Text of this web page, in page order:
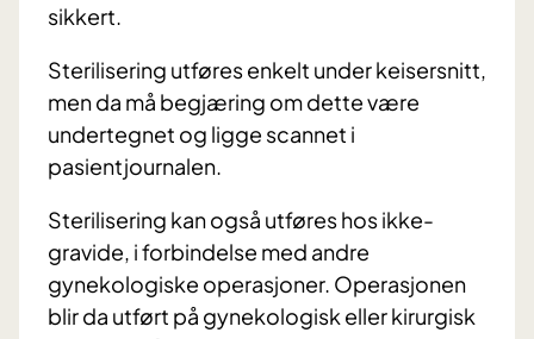
sikkert.
Sterilisering utføres enkelt under keisersnitt,
men da må begjæring om dette være
undertegnet og ligge scannet i
pasientjournalen.
Sterilisering kan også utføres hos ikke-
gravide, i forbindelse med andre
gynekologiske operasjoner. Operasjonen
blir da utført på gynekologisk eller kirurgisk